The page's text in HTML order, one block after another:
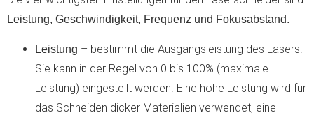
Leistung, Geschwindigkeit, Frequenz und Fokusabstand.
Leistung – bestimmt die Ausgangsleistung des Lasers.
Sie kann in der Regel von 0 bis 100% (maximale
Leistung) eingestellt werden. Eine hohe Leistung wird für
das Schneiden dicker Materialien verwendet, eine